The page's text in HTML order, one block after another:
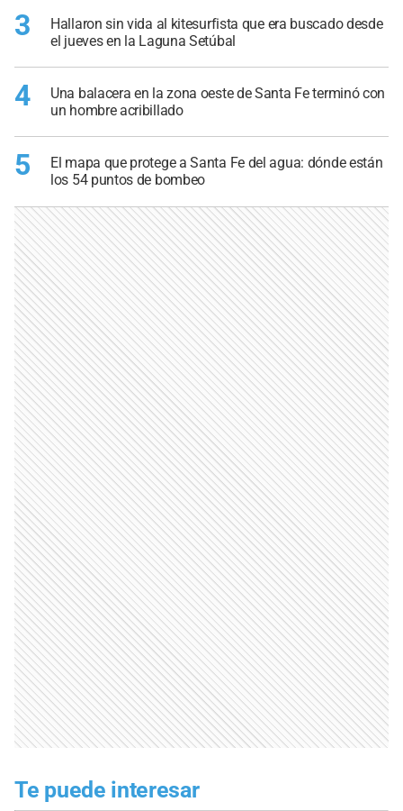
3
Hallaron sin vida al kitesurfista que era buscado desde
el jueves en la Laguna Setúbal
4
Una balacera en la zona oeste de Santa Fe terminó con
un hombre acribillado
5
El mapa que protege a Santa Fe del agua: dónde están
los 54 puntos de bombeo
Te puede interesar